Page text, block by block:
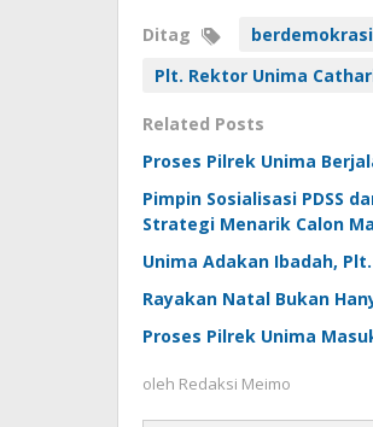
Ditag
Plt. Rektor Unima
Related Posts
Proses Pilrek Unima
Pimpin Sosialisasi PDSS
Strategi Menarik Calon
Unima Adakan Ibadah,
Rayakan Natal Bukan
Proses Pilrek Unima
oleh Redaksi Meimo